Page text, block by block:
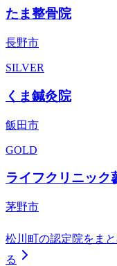
たま整骨院
長野市
SILVER
くま鍼灸院
飯田市
GOLD
ライフクリニック
茅野市
松川町の認定院をま
る